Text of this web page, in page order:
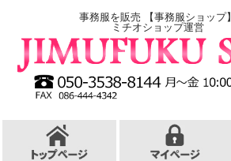
事務服を販売 【事務服ショップ】
ミチオショップ運営